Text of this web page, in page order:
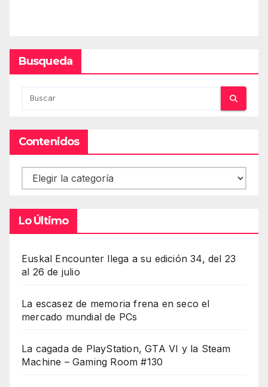
Busqueda
Contenidos
Contenidos
Lo Último
Euskal Encounter llega a su edición 34, del 23
al 26 de julio
La escasez de memoria frena en seco el
mercado mundial de PCs
La cagada de PlayStation, GTA VI y la Steam
Machine – Gaming Room #130